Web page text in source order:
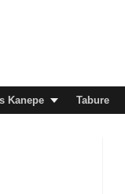
Kanepe Tabure